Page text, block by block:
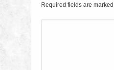
Required fields are marked